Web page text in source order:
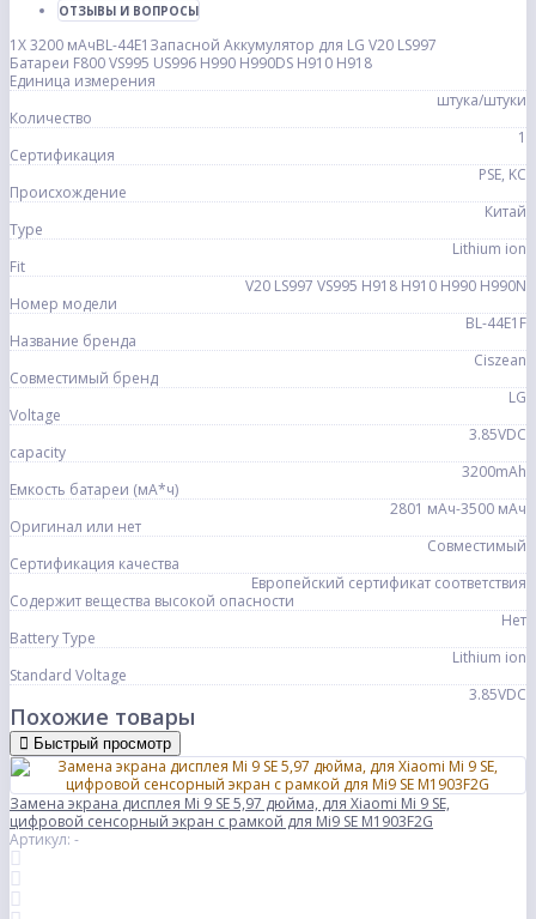
ОТЗЫВЫ И ВОПРОСЫ
1X 3200 мАчBL-44E1Запасной Аккумулятор для LG V20 LS997
Батареи F800 VS995 US996 H990 H990DS H910 H918
Единица измерения
штука/штуки
Количество
1
Сертификация
PSE, KC
Происхождение
Китай
Type
Lithium ion
Fit
V20 LS997 VS995 H918 H910 H990 H990N
Номер модели
BL-44E1F
Название бренда
Ciszean
Совместимый бренд
LG
Voltage
3.85VDC
capacity
3200mAh
Емкость батареи (мА*ч)
2801 мАч-3500 мАч
Оригинал или нет
Совместимый
Сертификация качества
Европейский сертификат соответствия
Содержит вещества высокой опасности
Нет
Battery Type
Lithium ion
Standard Voltage
3.85VDC
Похожие товары
Быстрый просмотр
Замена экрана дисплея Mi 9 SE 5,97 дюйма, для Xiaomi Mi 9 SE,
цифровой сенсорный экран с рамкой для Mi9 SE M1903F2G
Артикул: -